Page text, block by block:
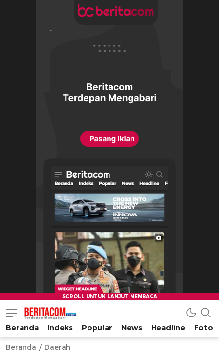
beritacom.com
bestnews
Beranda Indeks Popular News Headline Foto
Beranda Daerah